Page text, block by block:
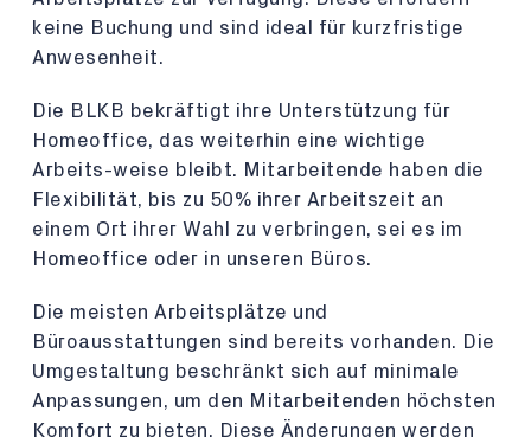
keine Buchung und sind ideal für kurzfristige
Anwesenheit.
Die BLKB bekräftigt ihre Unterstützung für
Homeoffice, das weiterhin eine wichtige
Arbeits-weise bleibt. Mitarbeitende haben die
Flexibilität, bis zu 50% ihrer Arbeitszeit an
einem Ort ihrer Wahl zu verbringen, sei es im
Homeoffice oder in unseren Büros.
Die meisten Arbeitsplätze und
Büroausstattungen sind bereits vorhanden. Die
Umgestaltung beschränkt sich auf minimale
Anpassungen, um den Mitarbeitenden höchsten
Komfort zu bieten. Diese Änderungen werden